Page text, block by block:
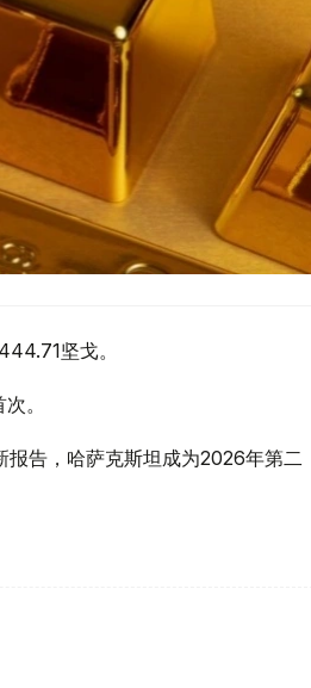
坚戈。
。
告，哈萨克斯坦成为2026年第二